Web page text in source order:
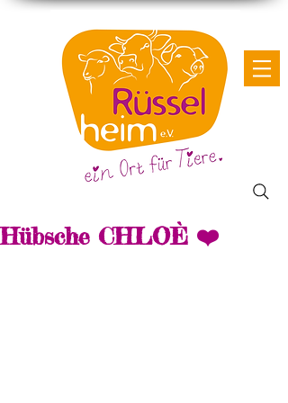
Hübsche CHLOÈ ❤️